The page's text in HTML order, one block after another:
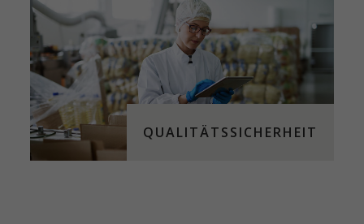
QUALITÄTSSICHERHEIT